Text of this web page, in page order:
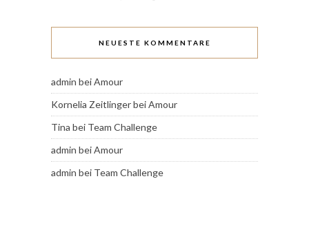
NEUESTE KOMMENTARE
admin beiAmour
Kornelia ZeitlingerbeiAmour
Tina bei Team Challenge
admin beiAmour
admin bei Team Challenge